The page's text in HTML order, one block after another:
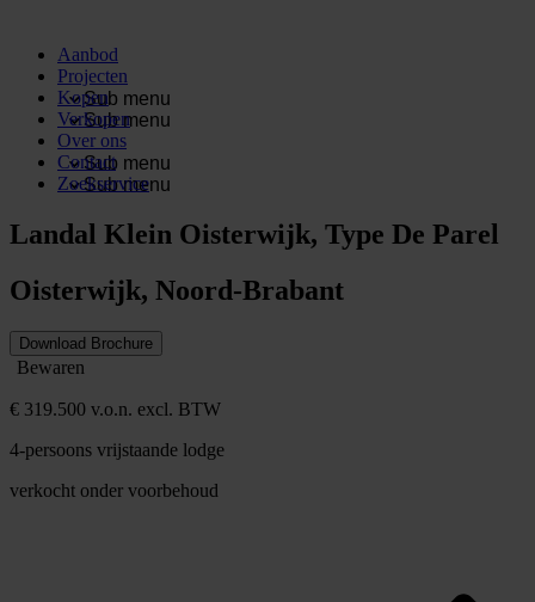
Aanbod
Projecten
Sub menu
Kopen
Sub menu
Verkopen
Over ons
Sub menu
Contact
Sub menu
Zoekservice
Landal Klein Oisterwijk, Type De Parel
Oisterwijk, Noord-Brabant
Download Brochure
Bewaren
€ 319.500 v.o.n. excl. BTW
4-persoons vrijstaande lodge
verkocht onder voorbehoud